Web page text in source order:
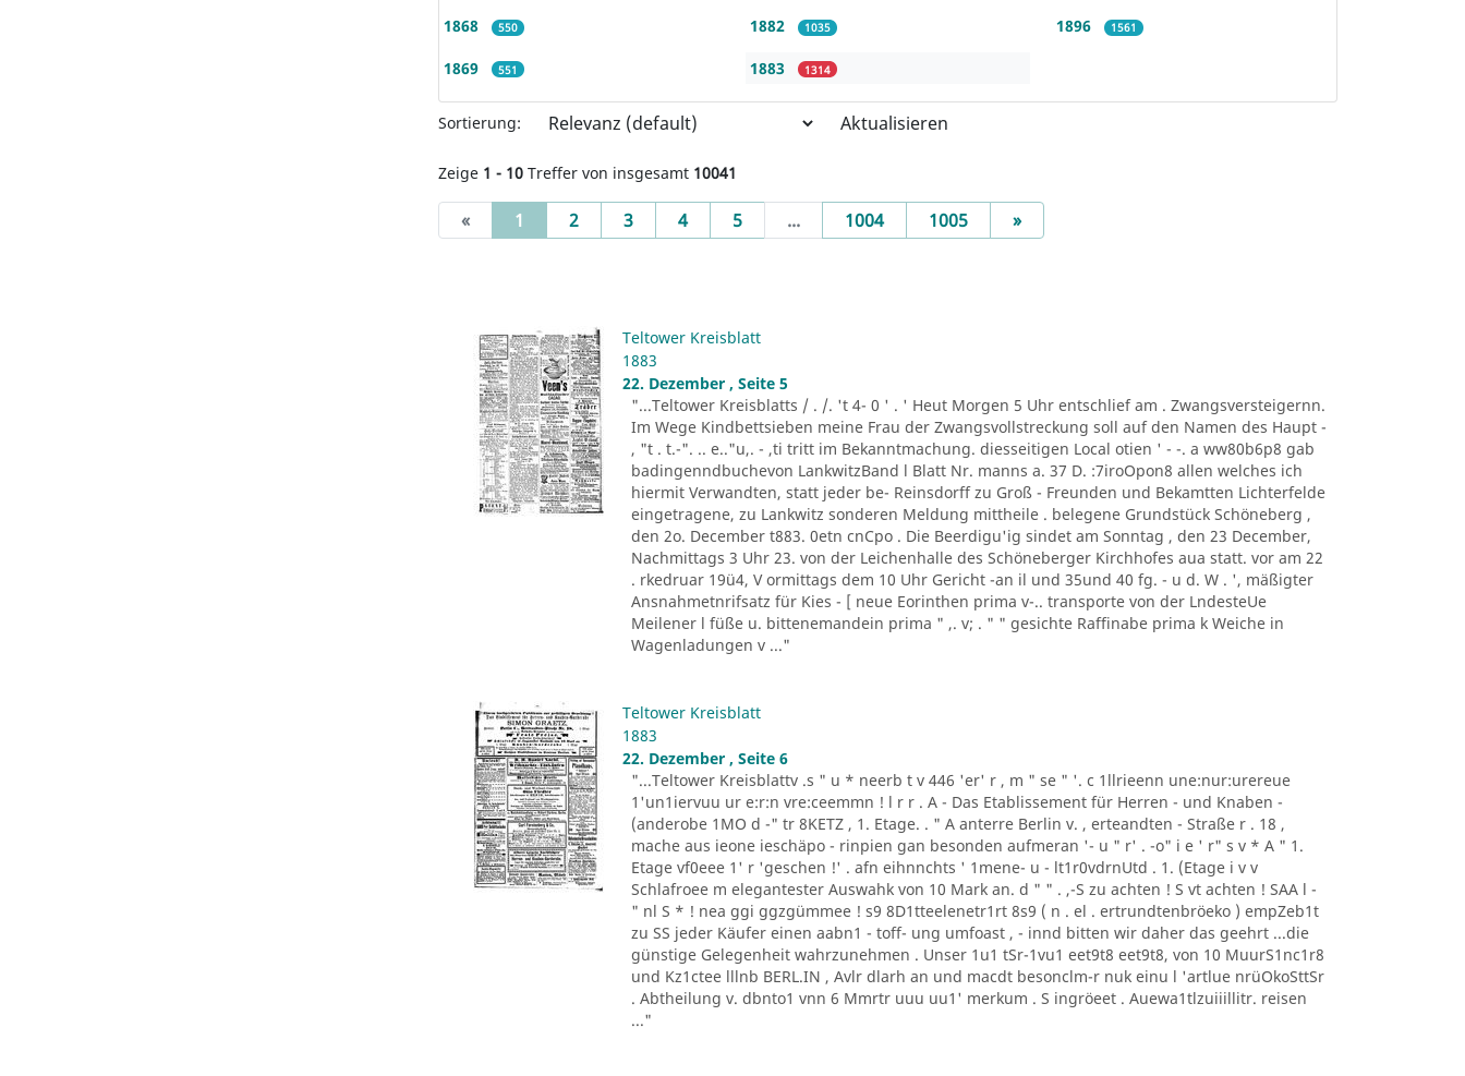
1868 550
1869 551
1882 1035
1883 1314
1896 1561
Sortierung: Aktualisieren
Zeige 1 - 10 Treffer von insgesamt 10041
« 1 (current)
2 3 4 5 ... 1004 1005 »Next
Teltower Kreisblatt
1883
22. Dezember , Seite 5
"...Teltower Kreisblatts / . /. 't 4- 0 ' . ' Heut Morgen 5 Uhr entschlief am . Zwangsversteigernn.
Im Wege Kindbettsieben meine Frau der Zwangsvollstreckung soll auf den Namen des Haupt -
, "t . t.-". .. e.."u,. - ,ti tritt im Bekanntmachung. diesseitigen Local otien ' - -. a ww80b6p8 gab
badingenndbuchevon LankwitzBand l Blatt Nr. manns a. 37 D. :7iroOpon8 allen welches ich
hiermit Verwandten, statt jeder be- Reinsdorff zu Groß - Freunden und Bekamtten Lichterfelde
eingetragene, zu Lankwitz sonderen Meldung mittheile . belegene Grundstück Schöneberg ,
den 2o. December t883. 0etn cnCpo . Die Beerdigu'ig sindet am Sonntag , den 23 December,
Nachmittags 3 Uhr 23. von der Leichenhalle des Schöneberger Kirchhofes aua statt. vor am 22
. rkedruar 19ü4, V ormittags dem 10 Uhr Gericht -an il und 35und 40 fg. - u d. W . ', mäßigter
Ansnahmetnrifsatz für Kies - [ neue Eorinthen prima v-.. transporte von der LndesteUe
Meilener l füße u. bittenemandein prima " ,. v; . " " gesichte Raffinabe prima k Weiche in
Wagenladungen v ..."
Teltower Kreisblatt
1883
22. Dezember , Seite 6
"...Teltower Kreisblattv .s " u * neerb t v 446 'er' r , m " se " '. c 1llrieenn une:nur:urereue
1'un1iervuu ur e:r:n vre:ceemmn ! l r r . A - Das Etablissement für Herren - und Knaben -
(anderobe 1MO d -" tr 8KETZ , 1. Etage. . " A anterre Berlin v. , erteandten - Straße r . 18 ,
mache aus ieone ieschäpo - rinpien gan besonden aufmeran '- u " r' . -o" i e ' r" s v * A " 1.
Etage vf0eee 1' r 'geschen !' . afn eihnnchts ' 1mene- u - lt1r0vdrnUtd . 1. (Etage i v v
Schlafroee m elegantester Auswahk von 10 Mark an. d " " . ,-S zu achten ! S vt achten ! SAA l -
" nl S * ! nea ggi ggzgümmee ! s9 8D1tteelenetr1rt 8s9 ( n . el . ertrundtenbröeko ) empZeb1t
zu SS jeder Käufer einen aabn1 - toff- ung umfoast , - innd bitten wir daher das geehrt ...die
günstige Gelegenheit wahrzunehmen . Unser 1u1 tSr-1vu1 eet9t8 eet9t8, von 10 MuurS1nc1r8
und Kz1ctee lllnb BERL.IN , Avlr dlarh an und macdt besonclm-r nuk einu l 'artlue nrüOkoSttSr
. Abtheilung v. dbnto1 vnn 6 Mmrtr uuu uu1' merkum . S ingröeet . Auewa1tlzuiiillitr. reisen
..."